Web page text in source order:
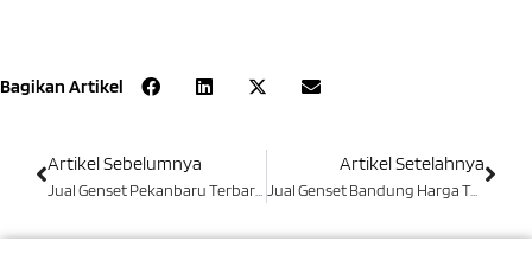
Bagikan Artikel
Artikel Sebelumnya Artikel Setelahnya
Jual Genset Bandung Harga Terpercaya